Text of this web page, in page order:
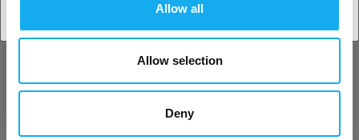
Allow all
Allow selection
Deny
PrimaSelect TPU 77D
Svart 1.75 mm 1 kg
479,00SEK